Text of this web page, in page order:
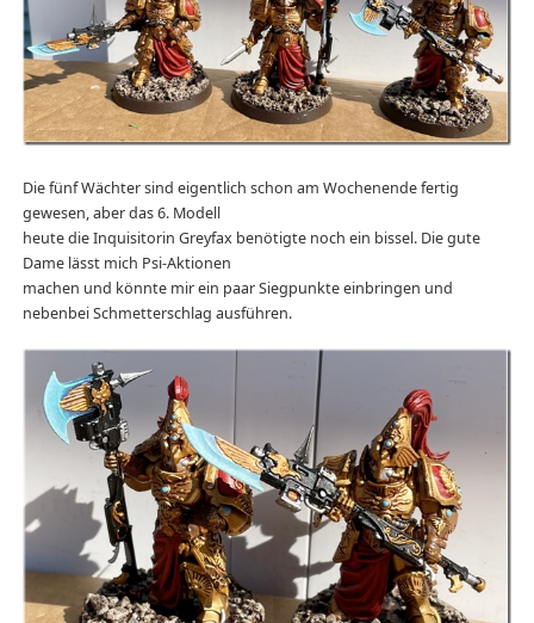
Die fünf Wächter sind eigentlich schon am Wochenende fertig
gewesen, aber das 6. Modell
heute die Inquisitorin Greyfax benötigte noch ein bissel. Die gute
Dame lässt mich Psi-Aktionen
machen und könnte mir ein paar Siegpunkte einbringen und
nebenbei Schmetterschlag ausführen.